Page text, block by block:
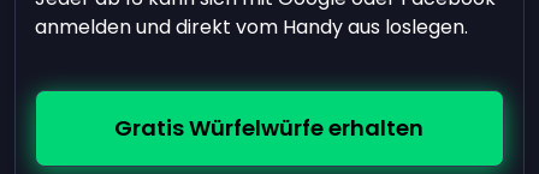
anmelden und direkt vom Handy aus loslegen.
Gratis Würfelwürfe erhalten